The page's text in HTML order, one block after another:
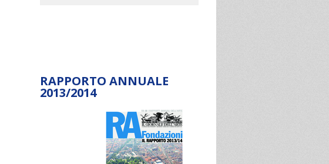
RAPPORTO ANNUALE
2013/2014